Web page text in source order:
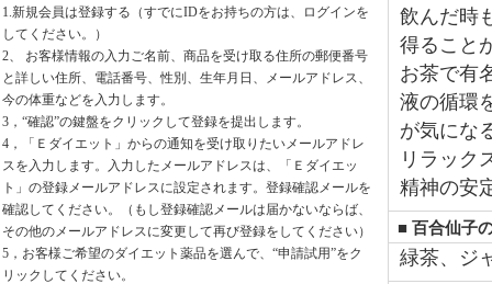
1.新規会員は登録する（すでにIDをお持ちの方は、ログインを
してください。）
2、 お客様情報の入力ご名前、商品を受け取る住所の郵便番号
と詳しい住所、電話番号、性別、生年月日、メールアドレス、
今の体重などを入力します。
3，“確認”の鍵盤をクリックして登録を提出します。
4，「Ｅダイエット」からの通知を受け取りたいメールアドレ
スを入力します。入力したメールアドレスは、「Ｅダイエッ
ト」の登録メールアドレスに設定されます。登録確認メールを
確認してください。（もし登録確認メールは届かないならば、
その他のメールアドレスに変更して再び登録をしてください）
5，お客様ご希望のダイエット薬品を選んで、“申請試用”をク
リックしてください。
飲んだ時
得ること
お茶で有
液の循環
が気にな
リラック
精神の安
■ 百合仙子
緑茶、ジ